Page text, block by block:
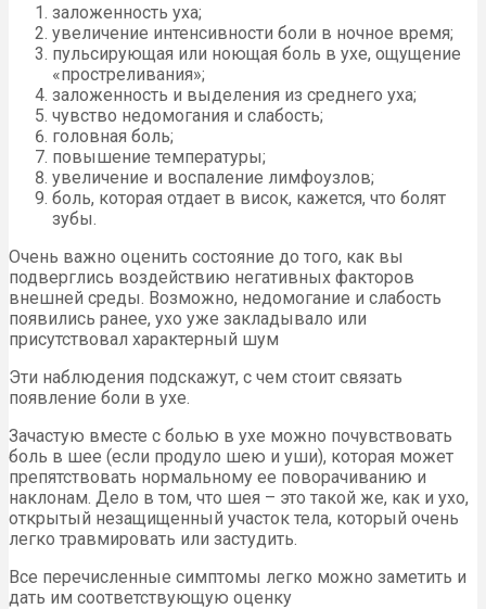
заложенность уха;
увеличение интенсивности боли в ночное время;
пульсирующая или ноющая боль в ухе, ощущение
«простреливания»;
заложенность и выделения из среднего уха;
чувство недомогания и слабость;
головная боль;
повышение температуры;
увеличение и воспаление лимфоузлов;
боль, которая отдает в висок, кажется, что болят
зубы.
Очень важно оценить состояние до того, как вы
подверглись воздействию негативных факторов
внешней среды. Возможно, недомогание и слабость
появились ранее, ухо уже закладывало или
присутствовал характерный шум
Эти наблюдения подскажут, с чем стоит связать
появление боли в ухе.
Зачастую вместе с болью в ухе можно почувствовать
боль в шее (если продуло шею и уши), которая может
препятствовать нормальному ее поворачиванию и
наклонам. Дело в том, что шея – это такой же, как и ухо,
открытый незащищенный участок тела, который очень
легко травмировать или застудить.
Все перечисленные симптомы легко можно заметить и
дать им соответствующую оценку